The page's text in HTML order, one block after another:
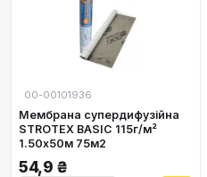
00-00101936
Мембрана супердифузійна
STROTEX BASIC 115г/м²
1.50х50м 75м2
54,9 ₴